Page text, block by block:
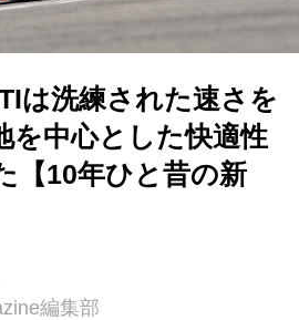
は洗練された速さを
を中心とした快適性
【10年ひと昔の新
編集部